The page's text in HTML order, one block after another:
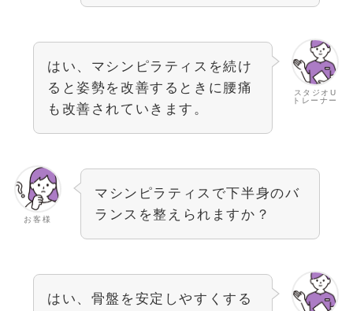
スタジオU
トレーナー
はい、マシンピラティスを続け
ると姿勢を改善するときに腰痛
も改善されていきます。
お客様
マシンピラティスで下半身のバ
ランスを整えられますか？
はい、骨盤を安定しやすくする